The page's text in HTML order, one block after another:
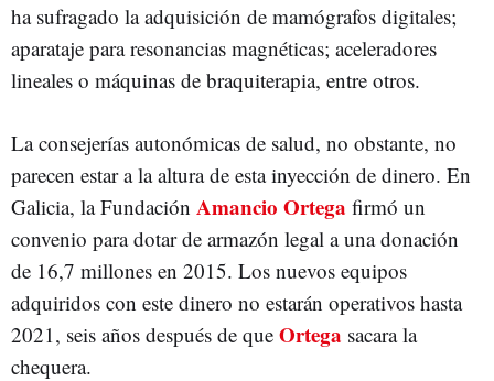
ha sufragado la adquisición de mamógrafos digitales;
aparataje para resonancias magnéticas; aceleradores
lineales o máquinas de braquiterapia, entre otros.
La consejerías autonómicas de salud, no obstante, no
parecen estar a la altura de esta inyección de dinero. En
Galicia, la Fundación Amancio Ortega firmó un
convenio para dotar de armazón legal a una donación
de 16,7 millones en 2015. Los nuevos equipos
adquiridos con este dinero no estarán operativos hasta
2021, seis años después de que Ortega sacara la
chequera.